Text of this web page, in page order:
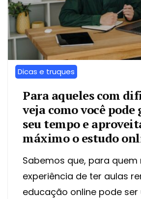
Dicas e truques
Para aqueles com
veja como você
seu tempo e
máximo o estudo
Sabemos que, para quem
experiência de ter aulas
educação online pode ser